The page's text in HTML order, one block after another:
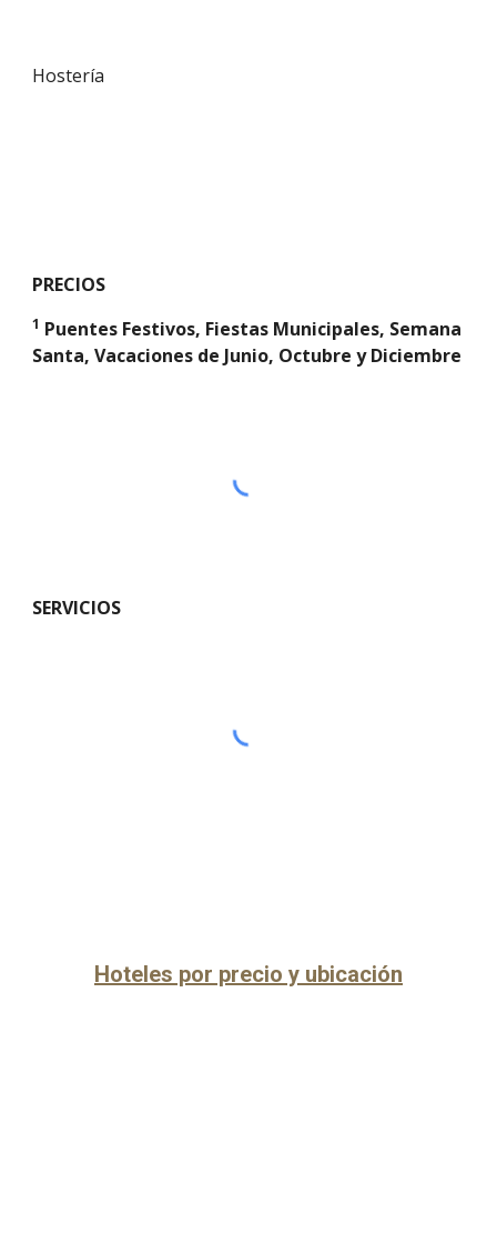
Hostería
PRECIOS
1 Puentes Festivos, Fiestas Municipales, Semana
Santa, Vacaciones de Junio, Octubre y Diciembre
SERVICIOS
Hoteles por precio y ubicación